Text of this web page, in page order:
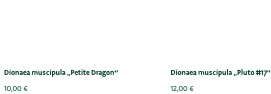
Dionaea muscipula „Petite Dragon“
10,00 €
Dionaea muscipula „Pluto #17“
12,00 €